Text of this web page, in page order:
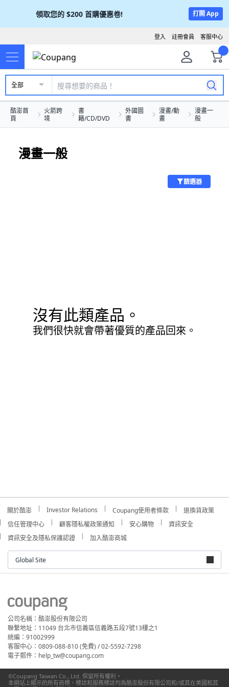
領取您的 $200 首購優惠卷! 打開 App
客服中心
註冊會員
登入
全部
酷澎首
頁
火箭跨
境
書
籍/CD/DVD
外國圖
書
漫畫/動
畫
漫畫一
般
漫畫一般
篩選器
沒有此類產品。
我們很快就會帶著優質的產品回來。
關於酷澎 Investor Relations Coupang使用者條款
退換貨政策
信任管理中心
顧客隱私權政策通知 安心購物
資訊安全
資訊安全及隱私保護認證
加入酷澎商城
Global Site
公司名稱：酷澎股份有限公司
聯繫地址：11049 台北市信義區信義路五段7號13樓之1
統編：91002999
客服中心：0809-088-810 (免費) / 02-5592-7298
電子郵件：help_tw@coupang.com
©Coupang Taiwan Co., Ltd. 保留所有權利。
本網站上顯示的所有商標、標誌和服務標誌均為酷澎股份有限公司和/或其在美國和其